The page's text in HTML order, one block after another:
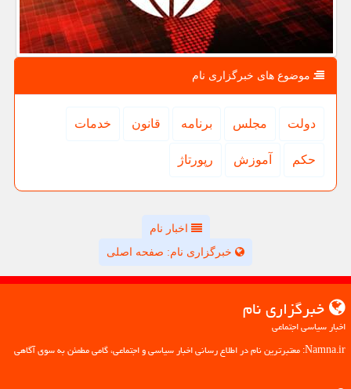
موضوع های خبرگزاری نام
دولت مجلس برنامه قانون خدمات
حكم آموزش رپورتاژ
اخبار نام
خبرگزاری نام: صفحه اصلی
خبرگزاری نام
اخبار سیاسی اجتماعی
Namna.ir: معتبرترین نام در اطلاع رسانی اخبار سیاسی و اجتماعی، گامی مطمئن به سوی آگاهی